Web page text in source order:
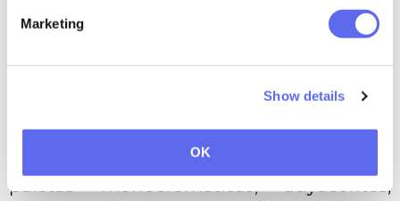
Marketing
Show details
OK
web gratuito y profesional que cambiará la
forma en que trabajas con los colores.
unos pocos puntos que te ayudan a
controlar el color y el tono de tu paleta. Y
algunos ajustes preestablecidos para crear
paletas monocromáticas, adyacentes,